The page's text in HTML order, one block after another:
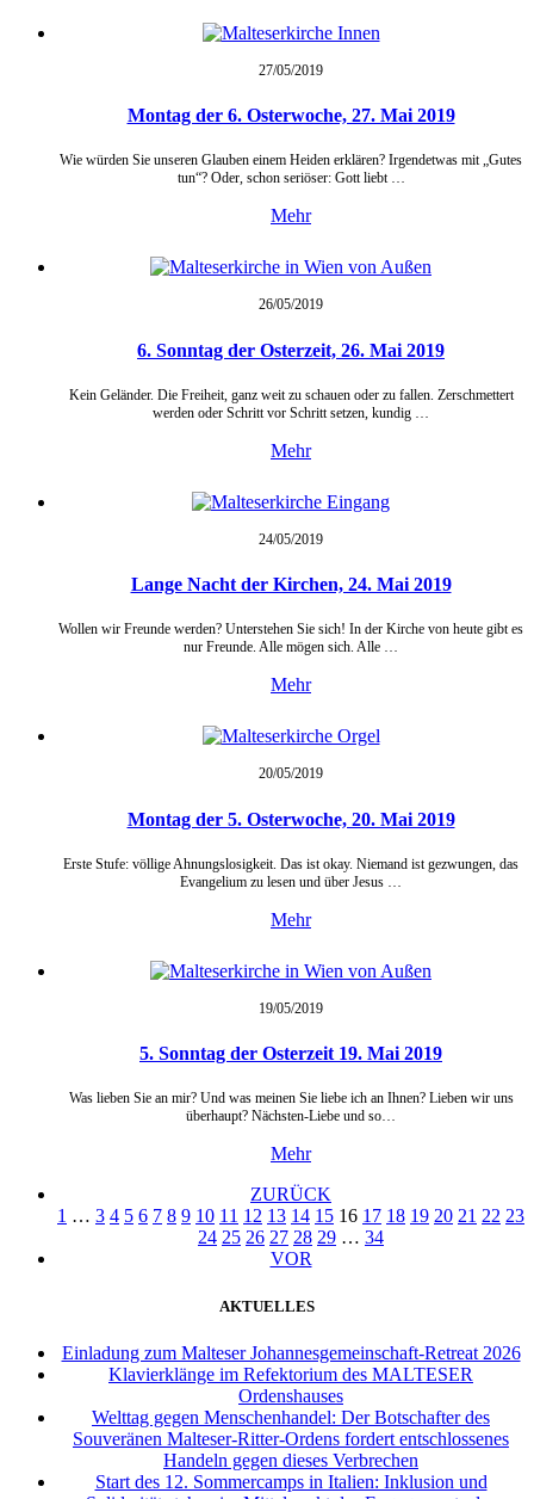
27/05/2019
Montag der 6. Osterwoche, 27. Mai 2019
Wie würden Sie unseren Glauben einem Heiden erklären? Irgendetwas mit „Gutes
tun“? Oder, schon seriöser: Gott liebt …
Mehr
26/05/2019
6. Sonntag der Osterzeit, 26. Mai 2019
Kein Geländer. Die Freiheit, ganz weit zu schauen oder zu fallen. Zerschmettert
werden oder Schritt vor Schritt setzen, kundig …
Mehr
24/05/2019
Lange Nacht der Kirchen, 24. Mai 2019
Wollen wir Freunde werden? Unterstehen Sie sich! In der Kirche von heute gibt es
nur Freunde. Alle mögen sich. Alle …
Mehr
20/05/2019
Montag der 5. Osterwoche, 20. Mai 2019
Erste Stufe: völlige Ahnungslosigkeit. Das ist okay. Niemand ist gezwungen, das
Evangelium zu lesen und über Jesus …
Mehr
19/05/2019
5. Sonntag der Osterzeit 19. Mai 2019
Was lieben Sie an mir? Und was meinen Sie liebe ich an Ihnen? Lieben wir uns
überhaupt? Nächsten-Liebe und so…
Mehr
ZURÜCK
1 … 3 4 5 6 7 8 9 10 11 12 13 14 15 16 17 18 19 20 21 22 23
24 25 26 27 28 29 … 34
VOR
AKTUELLES
Einladung zum Malteser Johannesgemeinschaft-Retreat 2026
Klavierklänge im Refektorium des MALTESER
Ordenshauses
Welttag gegen Menschenhandel: Der Botschafter des
Souveränen Malteser-Ritter-Ordens fordert entschlossenes
Handeln gegen dieses Verbrechen
Start des 12. Sommercamps in Italien: Inklusion und